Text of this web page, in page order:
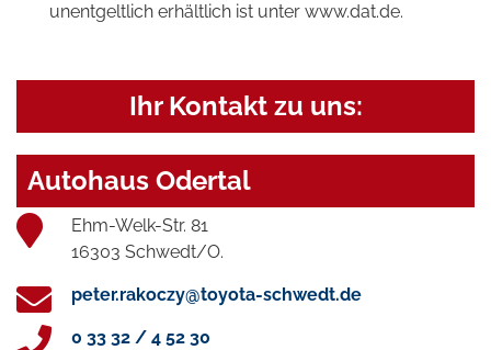
unentgeltlich erhältlich ist unter www.dat.de.
Ihr Kontakt zu uns:
Autohaus Odertal
Ehm-Welk-Str. 81
16303 Schwedt/O.
peter.rakoczy@toyota-schwedt.de
0 33 32 / 4 52 30